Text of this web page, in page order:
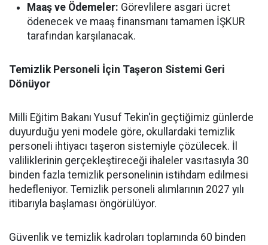
Maaş ve Ödemeler: Görevlilere asgari ücret
ödenecek ve maaş finansmanı tamamen İŞKUR
tarafından karşılanacak.
Temizlik Personeli İçin Taşeron Sistemi Geri
Dönüyor
Milli Eğitim Bakanı Yusuf Tekin'in geçtiğimiz günlerde
duyurduğu yeni modele göre, okullardaki temizlik
personeli ihtiyacı taşeron sistemiyle çözülecek. İl
valiliklerinin gerçekleştireceği ihaleler vasıtasıyla 30
binden fazla temizlik personelinin istihdam edilmesi
hedefleniyor. Temizlik personeli alımlarının 2027 yılı
itibarıyla başlaması öngörülüyor.
Güvenlik ve temizlik kadroları toplamında 60 binden